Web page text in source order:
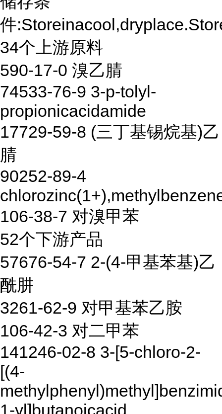
件
34个上游原料
590-17-0 溴乙腈
74533-76-9 3-p-tolyl-
propionicacidamide
17729-59-8 (三丁基锡烷基)乙
腈
90252-89-4
106-38-7 对溴甲苯
52个下游产品
57676-54-7 2-(4-甲基苯基)乙
酰肼
3261-62-9 对甲基苯乙胺
106-42-3 对二甲苯
141246-02-8 3-[5-chloro-2-
[(4-
1-yl]butanoicacid